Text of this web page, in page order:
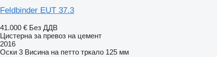
Feldbinder EUT 37.3
41.000 € Без ДДВ
Цистерна за превоз на цемент
2016
Оски 3 Висина на петто тркало 125 мм